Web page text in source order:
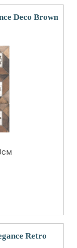
Deco Brown
Retro